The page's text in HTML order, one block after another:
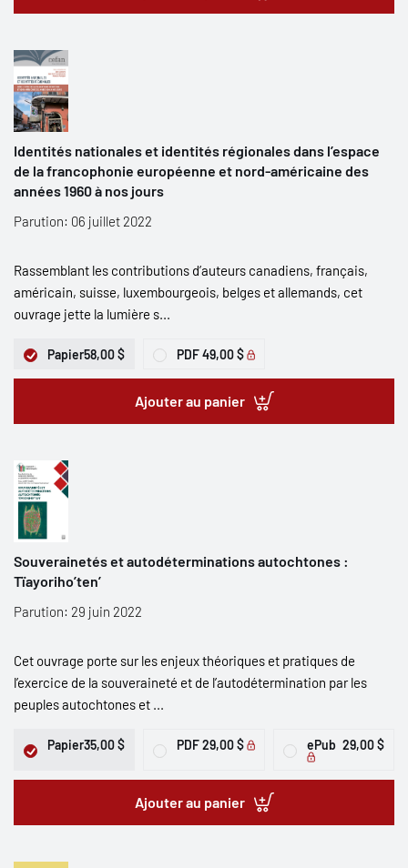
Identités nationales et identités régionales dans l’espace
de la francophonie européenne et nord-américaine des
années 1960 à nos jours
Parution: 06 juillet 2022
Rassemblant les contributions d’auteurs canadiens, français,
américain, suisse, luxembourgeois, belges et allemands, cet
ouvrage jette la lumière s...
Papier58,00 $ PDF49,00 $
Ajouter au panier
Souverainetés et autodéterminations autochtones :
Tïayoriho’ten’
Parution: 29 juin 2022
Cet ouvrage porte sur les enjeux théoriques et pratiques de
l’exercice de la souveraineté et de l’autodétermination par les
peuples autochtones et ...
Papier35,00 $ PDF29,00 $ ePub 29,00 $
Ajouter au panier